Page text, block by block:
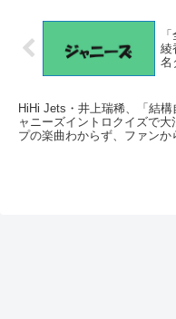
綾
名
HiHi Jets・井上瑞稀、「結構
ャニーズイントロクイズで大
プの楽曲わからず、ファンか